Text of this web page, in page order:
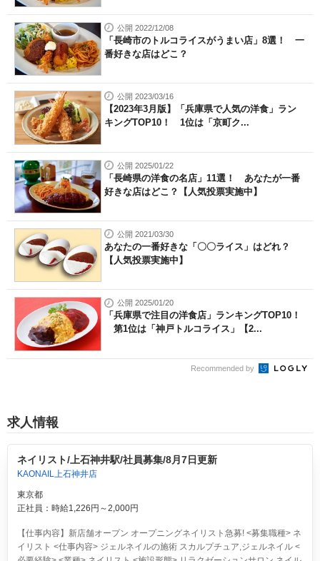
公開 2022/12/08
「長崎市のトルコライスがうまい店」8選！ 一
番好きな店はどこ？
公開 2023/03/16
【2023年3月版】「兵庫県で人気の洋食」ラン
キングTOP10！ 1位は「京町ク...
公開 2025/01/22
「長崎県の洋食の名店」11選！ あなたが一番
好きな店はどこ？【人気投票実施中】
公開 2021/03/30
あなたの一番好きな「〇〇ライス」はどれ？
【人気投票実施中】
公開 2025/01/20
「兵庫県で注目の洋食店」ランキングTOP10！
第1位は「神戸トルコライス」【2...
Recommended by
求人情報
ネイリスト/上石神井駅/社員募集/8月7日更新
KAONAIL上石神井店
東京都
正社員：時給1,226円～2,000円
【仕事内容】新店舗オープン オープニングネイリスト急募! <募集職種> ネ
イリスト <仕事内容> ジェルネイルの施術 スカルプチュア,ジェルネイル <